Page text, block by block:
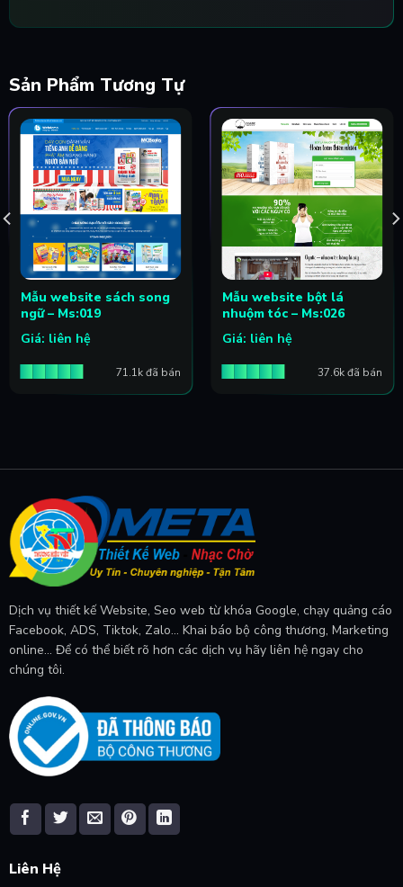
Sản Phẩm Tương Tự
Mẫu website sách song
ngữ – Ms:019
Giá: liên hệ
71.1k đã bán
Mẫu website bột lá
nhuộm tóc – Ms:026
Giá: liên hệ
37.6k đã bán
Dịch vụ thiết kế Website, Seo web từ khóa Google, chạy quảng cáo
Facebook, ADS, Tiktok, Zalo... Khai báo bộ công thương, Marketing
online... Để có thể biết rõ hơn các dịch vụ hãy liên hệ ngay cho
chúng tôi.
Liên Hệ